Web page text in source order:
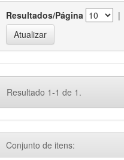
Resultados/Página |
Resultado 1-1 de 1.
Conjunto de itens: